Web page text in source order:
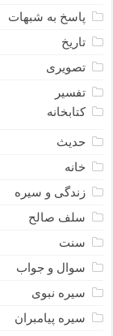
پاسخ به شبهات
تاریخ
تصویری
تفسیر
کتابخانه
حدیث
خانه
زندگی و سیره
سلف صالح
سنت
سوال و جواب
سیره نبوى
سیره پیامبران